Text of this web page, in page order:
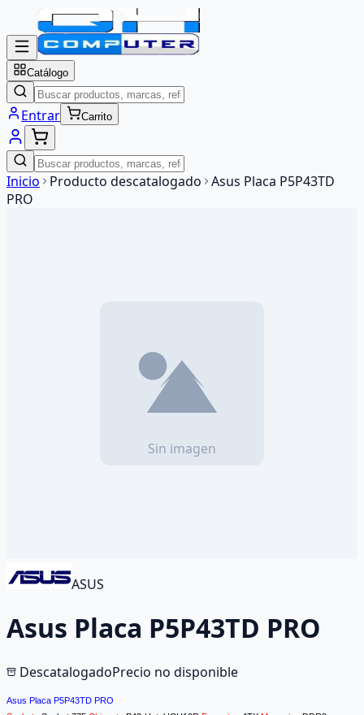
Catálogo
Entrar Carrito
Inicio Producto descatalogado Asus Placa P5P43TD
PRO
ASUS
Asus Placa P5P43TD PRO
DescatalogadoPrecio no disponible
Asus Placa P5P43TD PRO